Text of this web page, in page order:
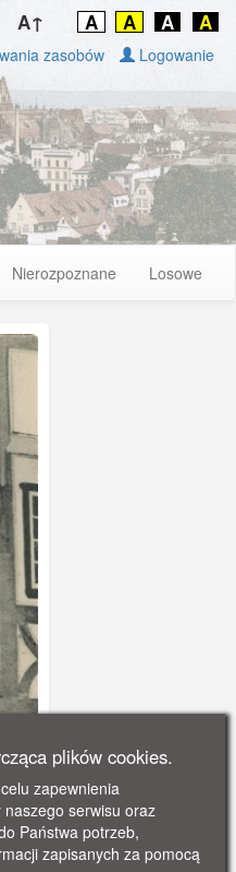
A↑ A A A A
zasobów Logowanie
Nierozpoznane Losowe
plików cookies.
zapewnienia
naszego serwisu oraz
Państwa potrzeb,
zapisanych za pomocą